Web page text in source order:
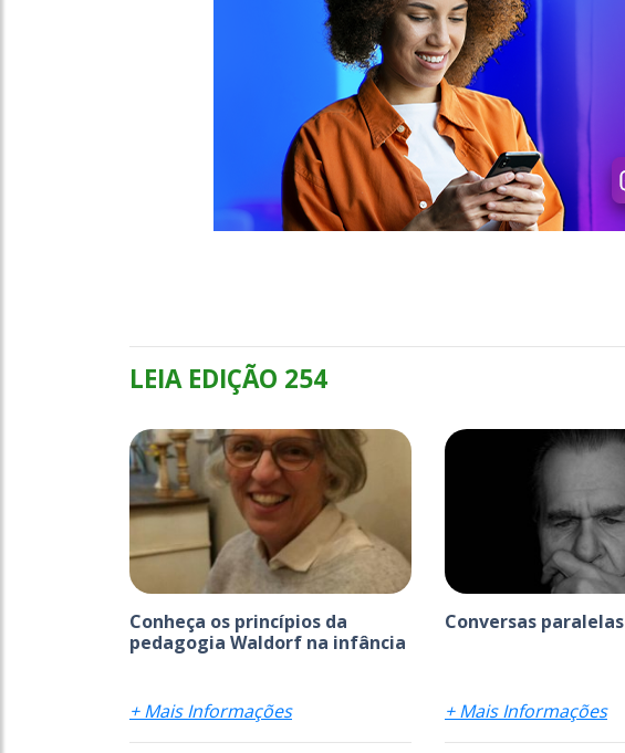
LEIA EDIÇÃO 254
Conheça os princípios da
pedagogia Waldorf na infância
+ Mais Informações
Conversas paralelas
+ Mais Informações